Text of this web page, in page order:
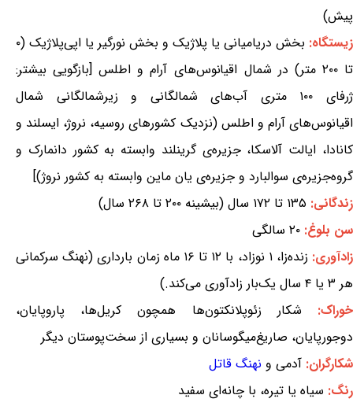
پیش)
زیستگاه:
بخش دریامیانی یا پلاژیک و بخش نورگیر یا اپی‌پلاژیک (۰
تا ۲۰۰ متر) در شمال اقیانوس‌های آرام و اطلس [بازگویی بیشتر:
ژرفای ۱۰۰ متری آب‌های شمالگانی و زیرشمالگانی شمال
اقیانوس‌های آرام و اطلس (نزدیک کشورهای روسیه، نروژ، ایسلند و
کانادا، ایالت آلاسکا، جزیره‌ی گرینلند وابسته به کشور دانمارک و
گروه‌جزیره‌ی سوالبارد و جزیره‌ی یان ماین وابسته به کشور نروژ)]
زندگانی: ۱۳۵ تا ۱۷۲ سال (بیشینه ۲۰۰ تا ۲۶۸ سال)
سن بلوغ: ۲۰ سالگی
زادآوری:
زنده‌زا، ۱ نوزاد، با ۱۲ تا ۱۶ ماه زمان بارداری (نهنگ سرکمانی
هر ۳ یا ۴ سال یک‌بار زادآوری می‌کند.)
خوراک: شکار زئوپلانکتون‌ها همچون کریل‌ها، پاروپایان،
دوجورپایان، صاریغ‌میگوسانان و بسیاری از سخت‌پوستان دیگر
شکارگران: آدمی و نهنگ قاتل
رنگ: سیاه یا تیره، با چانه‌ای سفید